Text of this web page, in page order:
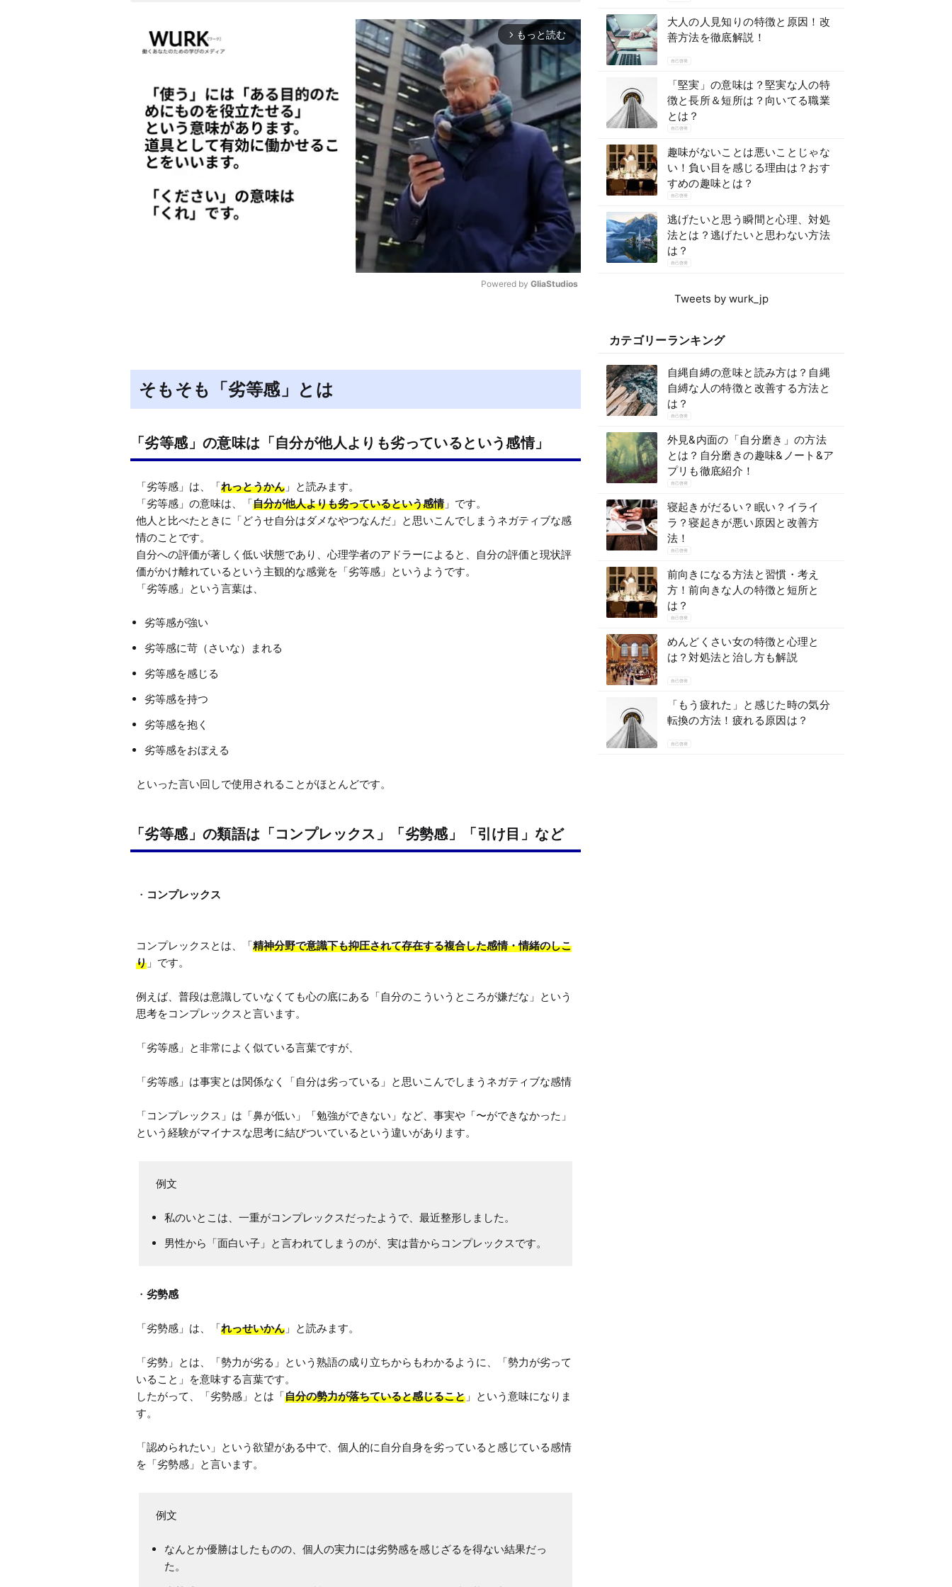
arrow_forward_ios もっと読む
Powered by GliaStudios
そもそも「劣等感」とは
「劣等感」の意味は「自分が他人よりも劣っているという感情」
「劣等感」は、「れっとうかん 」と読みます。
「劣等感」の意味は、「自分が他人よりも劣っているという感情 」です。
他人と比べたときに「どうせ自分はダメなやつなんだ」と思いこんでしまうネガティブな感
情のことです。
自分への評価が著しく低い状態であり、心理学者のアドラーによると、自分の評価と現状評
価がかけ離れているという主観的な感覚を「劣等感」というようです。
劣等感が強い
劣等感に苛（さいな）まれる
劣等感を感じる
劣等感を持つ
劣等感を抱く
劣等感をおぼえる
「劣等感」の類語は「コンプレックス」「劣勢感」「引け目」など
・ コンプレックス
コンプレックスとは、「精神分野で意識下も抑圧されて存在する複合した感情・情緒のしこ
り 」です。
例えば、普段は意識していなくても心の底にある「自分のこういうところが嫌だな」という
思考をコンプレックスと言います。
「劣等感」と非常によく似ている言葉ですが、
「劣等感」は事実とは関係なく「自分は劣っている」と思いこんでしまうネガティブな感情
「コンプレックス」は「鼻が低い」「勉強ができない」など、事実や「〜ができなかった」
という経験がマイナスな思考に結びついているという違いがあります。
私のいとこは、一重がコンプレックスだったようで、最近整形しました。
男性から「面白い子」と言われてしまうのが、実は昔からコンプレックスです。
・ 劣勢感
「劣勢感」は、「れっせいかん 」と読みます。
「劣勢」とは、「勢力が劣る」という熟語の成り立ちからもわかるように、「勢力が劣って
いること」を意味する言葉です。
したがって、「劣勢感」とは「自分の勢力が落ちていると感じること 」という意味になりま
す。
「認められたい」という欲望がある中で、個人的に自分自身を劣っていると感じている感情
なんとか優勝はしたものの、個人の実力には劣勢感を感じざるを得ない結果だっ
た。
大人の人見知りの特徴と原因！改
善方法を徹底解説！
自己啓発
「堅実」の意味は？堅実な人の特
徴と長所＆短所は？向いてる職業
とは？
自己啓発
趣味がないことは悪いことじゃな
い！負い目を感じる理由は？おす
すめの趣味とは？
自己啓発
逃げたいと思う瞬間と心理、対処
法とは？逃げたいと思わない方法
は？
自己啓発
Tweets by wurk_jp
カテゴリーランキング
自縄自縛の意味と読み方は？自縄
自縛な人の特徴と改善する方法と
は？
自己啓発
外見&内面の「自分磨き」の方法
とは？自分磨きの趣味&ノート&ア
プリも徹底紹介！
自己啓発
寝起きがだるい？眠い？イライ
ラ？寝起きが悪い原因と改善方
法！
自己啓発
前向きになる方法と習慣・考え
方！前向きな人の特徴と短所と
は？
自己啓発
めんどくさい女の特徴と心理と
は？対処法と治し方も解説
自己啓発
「もう疲れた」と感じた時の気分
転換の方法！疲れる原因は？
自己啓発